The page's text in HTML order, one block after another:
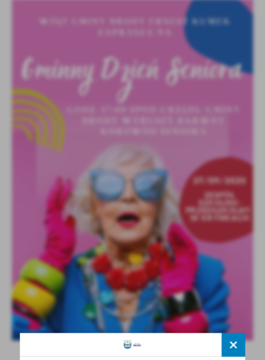
treści w postaci wiadomości, ofert, komunikatów mediów
społecznościowych.